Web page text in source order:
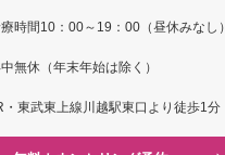
時間10：00～19：00（昼休みなし）
無休（年末年始は除く）
・東武東上線川越駅東口より徒歩1分